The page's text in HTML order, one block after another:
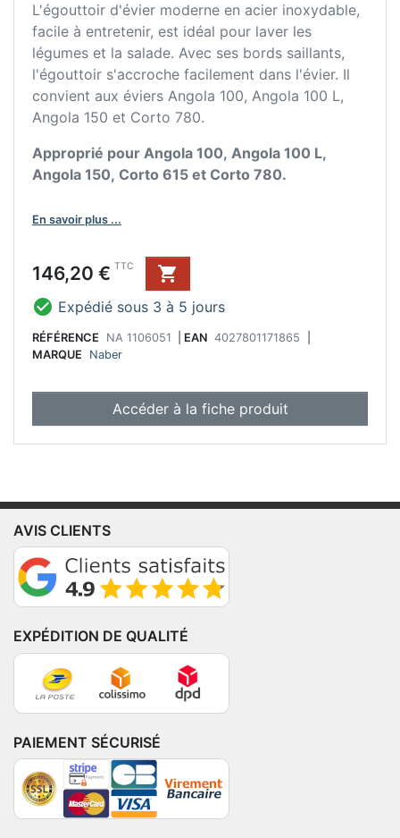
L'égouttoir d'évier moderne en acier inoxydable,
facile à entretenir, est idéal pour laver les
légumes et la salade. Avec ses bords saillants,
l'égouttoir s'accroche facilement dans l'évier. Il
convient aux éviers Angola 100, Angola 100 L,
Angola 150 et Corto 780.
Approprié pour Angola 100, Angola 100 L,
Angola 150, Corto 615 et Corto 780.
En savoir plus ...
Prix
146,20 € TTC

 Expédié sous 3 à 5 jours
RÉFÉRENCE NA 1106051 EAN 4027801171865
MARQUE
Naber
Accéder à la fiche produit
AVIS CLIENTS
EXPÉDITION DE QUALITÉ
PAIEMENT SÉCURISÉ